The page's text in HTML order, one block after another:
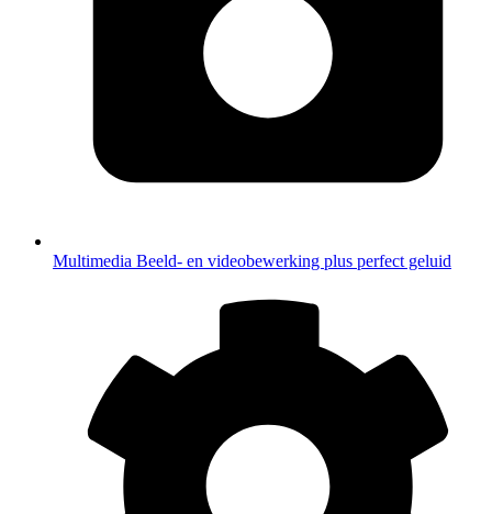
Multimedia Beeld- en videobewerking plus perfect geluid